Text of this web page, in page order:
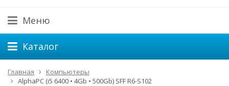
Меню
Каталог
Главная
Компьютеры
AlphaPC (i5 6400 • 4Gb • 500Gb) SFF R6-S102